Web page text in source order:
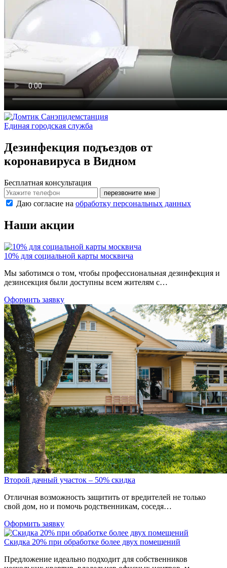
Санэпидемстанция
Единая городская служба
Дезинфекция подъездов от
коронавируса в Видном
Бесплатная консультация
перезвоните мне
Даю согласие на обработку персональных данных
Наши акции
10% для социальной карты москвича
Мы заботимся о том, чтобы профессиональная дезинфекция и
дезинсекция были доступны всем жителям с…
Оформить заявку
Второй дачный участок – 50% скидка
Отличная возможность защитить от вредителей не только
свой дом, но и помочь родственникам, соседя…
Оформить заявку
Скидка 20% при обработке более двух помещений
Предложение идеально подходит для собственников